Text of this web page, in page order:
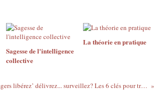
Sagesse de l'intelligence
collective
La théorie en pratique
Managers libérez’ délivrez... surveillez? Les 6 clés pour travailler en confiance. Frédéric Petibon, julie Bastianutti, Marguerite Descamps. Cherche midi 2017